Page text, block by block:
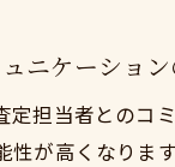
ニケーショ
定担当者とのコ
性が高くなりま